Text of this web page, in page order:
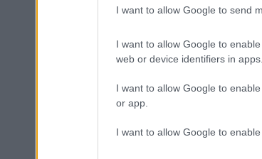
I want to allow Google to send
I want to allow Google to
web or device identifiers in apps.
I want to allow Google to
or app.
I want to allow Google to
οδηγό με τηλέφωνα